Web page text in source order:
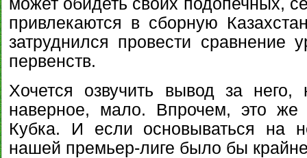
может обидеть своих подопечных,
привлекаются в сборную
затруднился провести сравнение
первенств.
Хочется озвучить вывод за
наверное, мало. Впрочем, это
Кубка. И если основываться на
нашей премьер-лиге было бы